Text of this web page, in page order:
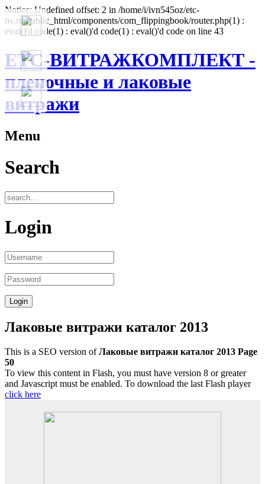
Notice: Undefined offset: 2 in /home/i/ivn545oz/etc-
nv.ru/public_html/components/com_flippingbook/router.php(1) :
eval()'d code(1) : eval()'d code(1) : eval()'d code on line 43
ЕТС-ВИТРАЖКОМПЛЕКТ -
пленочные и лаковые
витражи
Menu
Search
Login
Лаковые витражи каталог 2013
This is a SEO version ofЛаковые витражи каталог 2013 Page
50
To view this content in Flash, you must have version 8 or greater
and Javascript must be enabled. To download the last Flash player
click here